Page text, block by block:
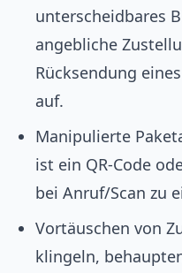
unterscheidbares
angebliche
Rücksendung
auf.
Manipulierte
ist ein QR-Code
bei Anruf/Scan zu
Vortäuschen von
klingeln,